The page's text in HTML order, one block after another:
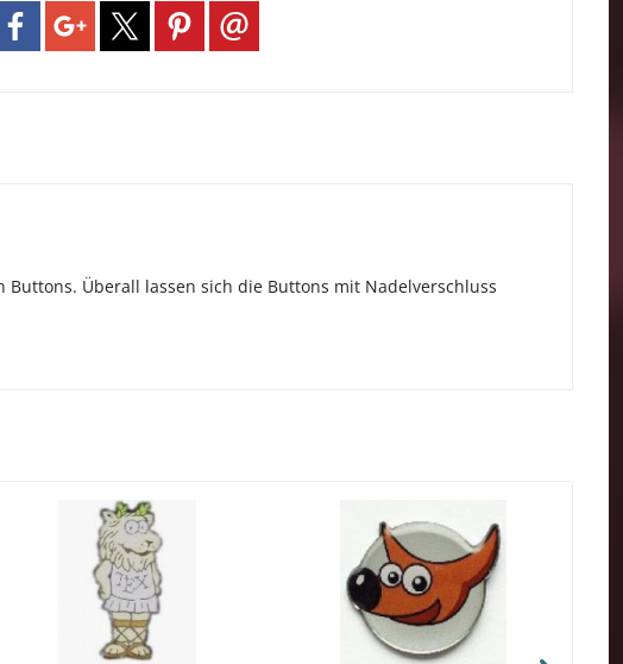
Überall lassen sich die Buttons mit Nadelverschluss